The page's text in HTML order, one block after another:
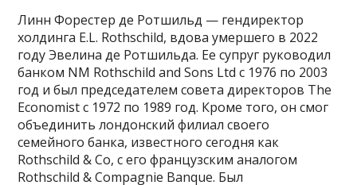
Линн Форестер де Ротшильд — гендиректор
холдинга E.L. Rothschild, вдова умершего в 2022
году Эвелина де Ротшильда. Ее супруг руководил
банком NM Rothschild and Sons Ltd с 1976 по 2003
год и был председателем совета директоров The
Economist с 1972 по 1989 год. Кроме того, он смог
объединить лондонский филиал своего
семейного банка, известного сегодня как
Rothschild & Co, с его французским аналогом
Rothschild & Compagnie Banque. Был